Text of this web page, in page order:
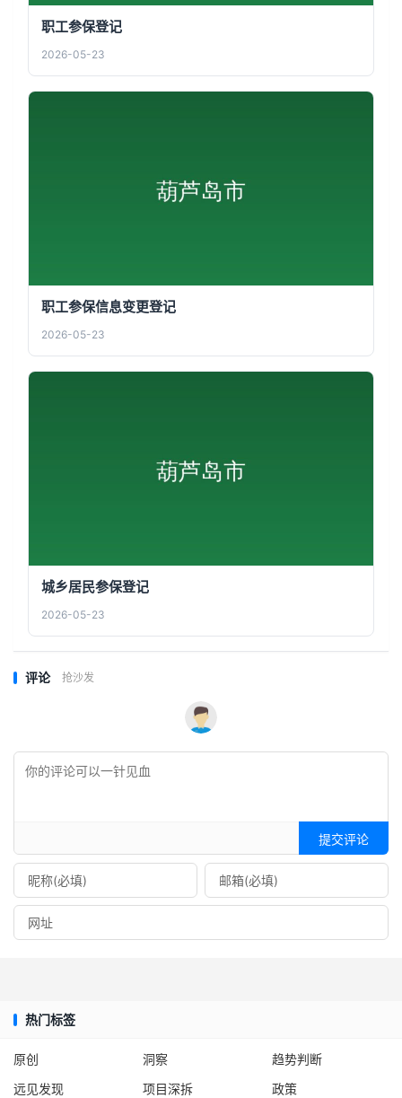
职工参保登记
2026-05-23
职工参保信息变更登记
2026-05-23
城乡居民参保登记
2026-05-23
评论 抢沙发
提交评论
热门标签
原创 洞察
趋势判断
远见发现
项目深拆 政策